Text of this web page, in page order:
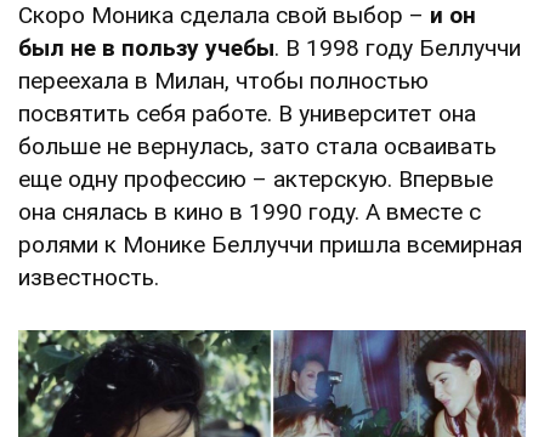
Скоро Моника сделала свой выбор – и он
был не в пользу учебы. В 1998 году Беллуччи
переехала в Милан, чтобы полностью
посвятить себя работе. В университет она
больше не вернулась, зато стала осваивать
еще одну профессию – актерскую. Впервые
она снялась в кино в 1990 году. А вместе с
ролями к Монике Беллуччи пришла всемирная
известность.